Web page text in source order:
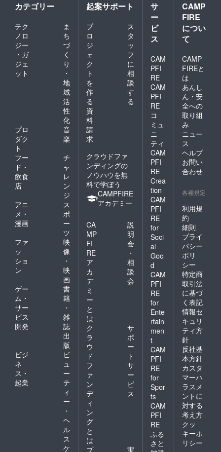
カテゴリー
テク
ノロ
ジー
・ガ
ジェ
ット
ま
ち
づ
く
り
・
地
域
活
性
化
プロ
ダク
ト
音
楽
フー
ド・
飲食
店
チ
ャ
レ
ン
ジ
アニ
メ・
漫画
ス
ポ
ー
ツ
ファ
ッ
ショ
ン
映
像
・
映
画
ゲー
ム・
サー
ビス
開発
書
籍
・
雑
誌
出
版
ビジ
ネ
ス・
起業
ビ
ュ
ー
テ
ィ
ー
・
ヘ
ル
ス
ケ
起案サポート
プ
ロ
ジ
ェ
ク
ト
を
作
る
ス
タ
ッ
フ
に
相
談
す
る
資
料
請
求
クラウドファ
ンディングの
ノウハウを無
料で学ぼう
CAMPFIRE
アカデミー
CA
MP
FI
RE
ア
カ
デ
ミ
ー
と
は
説
明
会
・
相
談
会
ク
ラ
ウ
ド
フ
ァ
ン
デ
ィ
ン
グ
と
は
サ
ポ
ー
ト
サ
ー
ビ
ス
プ 実
サ
ー
ビ
ス
CAM
PFI
RE
CAM
PFI
RE
コ
ミュ
ニ
ティ
CAM
PFI
RE
Crea
tion
CAM
PFI
RE
for
Soci
al
Goo
d
CAM
PFI
RE
for
Ente
rtain
men
t
CAM
PFI
RE
for
Spor
ts
CAM
PFI
RE
ふる
さと
CAMP
FIRE
につい
て
CAMP
FIREと
は
あんし
ん・安
全への
取り組
み
ニュー
ス
ヘルプ
お問い
合わせ
各種規定
利用規
約
細則
プライ
バシー
ポリ
シー
特定商
取引法
に基づ
く表記
情報セ
キュリ
ティ方
針
反社基
本方針
カスタ
マーハ
ラスメ
ントに
対する
考え方
クッ
キーポ
リシー